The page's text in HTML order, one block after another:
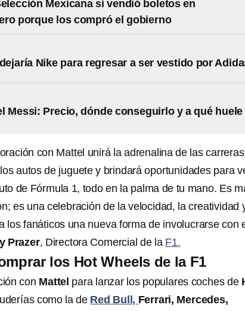
Mexicana sí vendió boletos en
porque los compró el gobierno
Nike para regresar a ser vestido por
Messi: Precio, dónde conseguirlo y a qué huele
con Mattel unirá la adrenalina de las
autos de juguete y brindará oportunidades para
de Fórmula 1, todo en la palma de tu mano. Es
es una celebración de la velocidad, la creatividad
los fanáticos una nueva forma de involucrarse con
Prazer, Directora Comercial de la F1.
los Hot Wheels de la F1
con Mattel para lanzar los populares coches de
como la de Red Bull, Ferrari, Mercedes,